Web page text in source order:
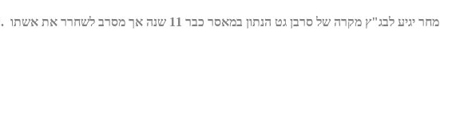
מחר יגיע לבג"ץ מקרה של סרבן גט הנתון במאסר כבר 11 שנה אך מסרב לשחרר את אשתו .